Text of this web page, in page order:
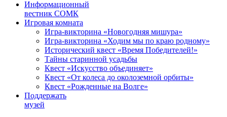
Информационный
вестник СОМК
Игровая комната
Игра-викторина «Новогодняя мишура»
Игра-викторина «Ходим мы по краю родному»
Исторический квест «Время Победителей!»
Тайны старинной усадьбы
Квест «Искусство объединяет»
Квест «От колеса до околоземной орбиты»
Квест «Рожденные на Волге»
Поддержать
музей